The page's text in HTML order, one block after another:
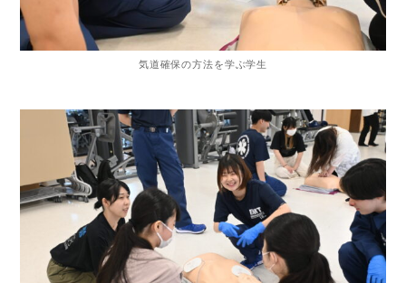
気道確保の方法を学ぶ学生